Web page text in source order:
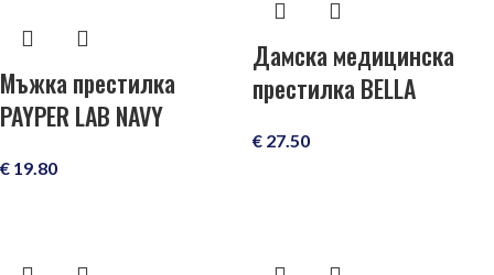
Mъжка престилка
PAYPER LAB NAVY
€ 19.80
Дамска медицинска
престилка BELLA
€ 27.50